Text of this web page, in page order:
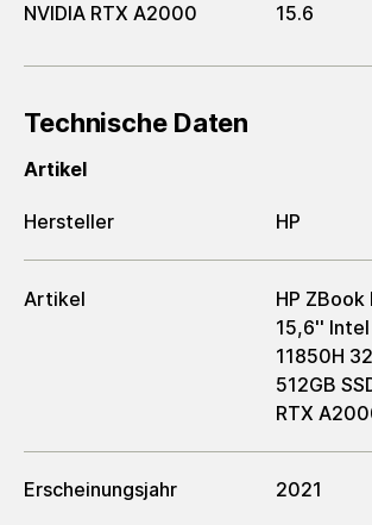
NVIDIA RTX A2000
15.6
Technische Daten
Artikel
Hersteller HP
Artikel
HP ZBook
15,6''
11850H
512GB
RTX
Erscheinungsjahr 2021